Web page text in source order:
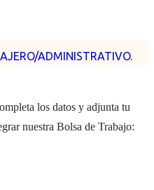
ADMINISTRATIVO.
los datos y adjunta tu
nuestra Bolsa de Trabajo: